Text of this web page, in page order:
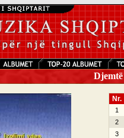
Nr.
1
2
3